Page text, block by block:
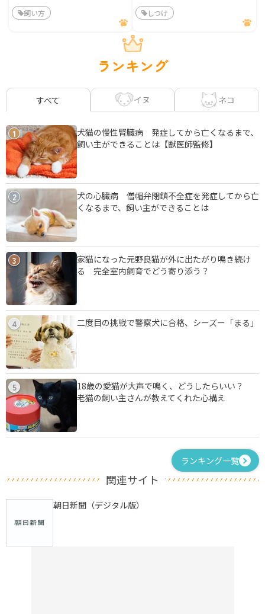
飼い方 しつけ
ランキング
すべて イヌ ネコ
1
犬猫の慢性腎臓病 発症してから亡くなるまで、
飼い主ができることは【獣医師監修】
2
犬の心臓病 僧帽弁閉鎖不全症を発症してから亡
くなるまで、飼い主ができることは
3
家猫になった元野良猫が外に出たがり鳴き続け
る 完全室内飼育でどう寄り添う？
4 二度目の挑戦で警察犬に合格、シーズー「まる」
5
18歳の愛猫が大声で鳴く、どうしたらいい？
老猫の飼い主さんが教えてくれた心構え
ランキング一覧
関連サイト
朝日新聞（デジタル版）